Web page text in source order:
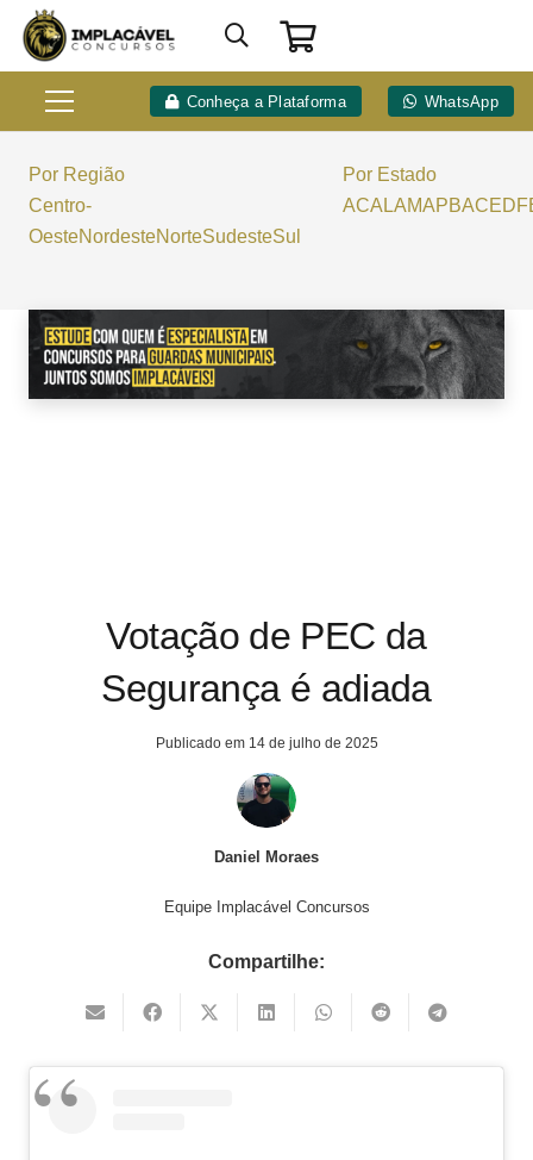
Conheça a Plataforma WhatsApp
Por Região
Centro-
OesteNordesteNorteSudesteSul
Por Estado
ACALAMAPBACEDF
Votação de PEC da
Segurança é adiada
Publicado em 14 de julho de 2025
Daniel Moraes
Equipe Implacável Concursos
Compartilhe: